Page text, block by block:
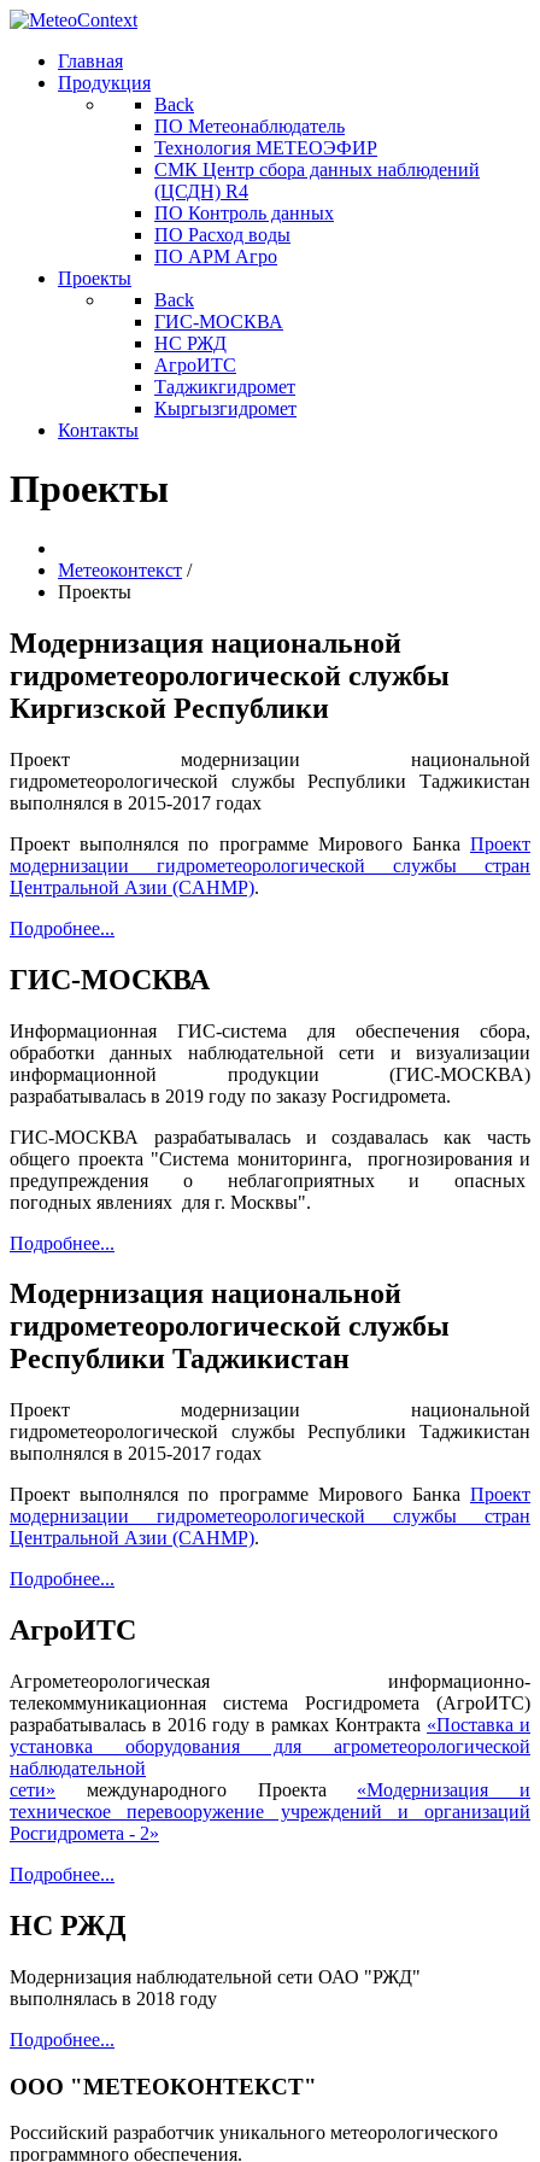
Главная
Продукция
Back
ПО Метеонаблюдатель
Технология МЕТЕОЭФИР
СМК Центр сбора данных наблюдений
(ЦСДН) R4
ПО Контроль данных
ПО Расход воды
ПО АРМ Агро
Проекты
Back
ГИС-МОСКВА
НС РЖД
АгроИТС
Таджикгидромет
Кыргызгидромет
Контакты
Проекты
Метеоконтекст /
Проекты
Модернизация национальной
гидрометеорологической службы
Киргизской Республики
Проект модернизации национальной
гидрометеорологической службы Республики Таджикистан
выполнялся в 2015-2017 годах
Проект выполнялся по программе Мирового Банка Проект
модернизации гидрометеорологической службы стран
Центральной Азии (СAHMP).
Подробнее...
ГИС-МОСКВА
Информационная ГИС-система для обеспечения сбора,
обработки данных наблюдательной сети и визуализации
информационной продукции (ГИС-МОСКВА)
разрабатывалась в 2019 году по заказу Росгидромета.
ГИС-МОСКВА разрабатывалась и создавалась как часть
общего проекта "Система мониторинга, прогнозирования и
предупреждения о неблагоприятных и опасных
погодных явлениях для г. Москвы".
Подробнее...
Модернизация национальной
гидрометеорологической службы
Республики Таджикистан
Проект модернизации национальной
гидрометеорологической службы Республики Таджикистан
выполнялся в 2015-2017 годах
Проект выполнялся по программе Мирового Банка Проект
модернизации гидрометеорологической службы стран
Центральной Азии (СAHMP).
Подробнее...
АгроИТС
Агрометеорологическая информационно-
телекоммуникационная система Росгидромета (АгроИТС)
разрабатывалась в 2016 году в рамках Контракта «Поставка и
установка оборудования для агрометеорологической
наблюдательной
сети» международного Проекта «Модернизация и
техническое перевооружение учреждений и организаций
Росгидромета - 2»
Подробнее...
НС РЖД
Модернизация наблюдательной сети ОАО "РЖД"
выполнялась в 2018 году
Подробнее...
ООО "МЕТЕОКОНТЕКСТ"
Российский разработчик уникального метеорологического
программного обеспечения.